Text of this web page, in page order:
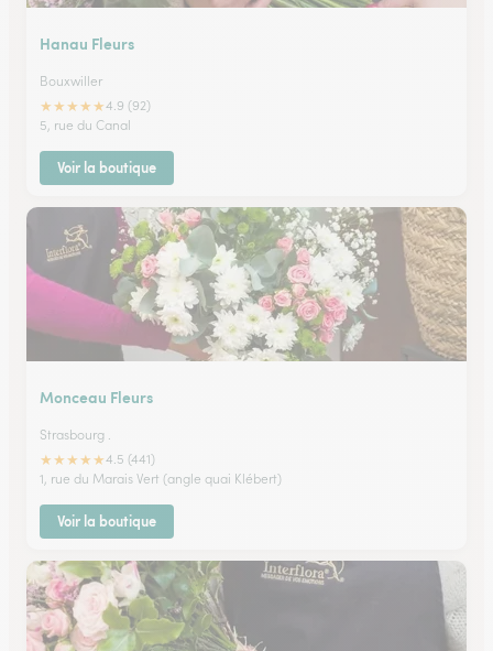
Hanau Fleurs
Bouxwiller
★★★★★4.9 (92)
5, rue du Canal
Voir la boutique
Monceau Fleurs
Strasbourg .
★★★★★4.5 (441)
1, rue du Marais Vert (angle quai Klébert)
Voir la boutique